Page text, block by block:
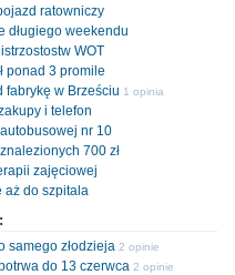
ratowniczy
długiego weekendu
WOT
ponad 3 promile
fabrykę w Brześciu 1 opinia
i telefon
nr 10
700 zł
zajęciowej
aż do szpitala
samego złodzieja 2 opinie
do 13 czerwca 2 opinie